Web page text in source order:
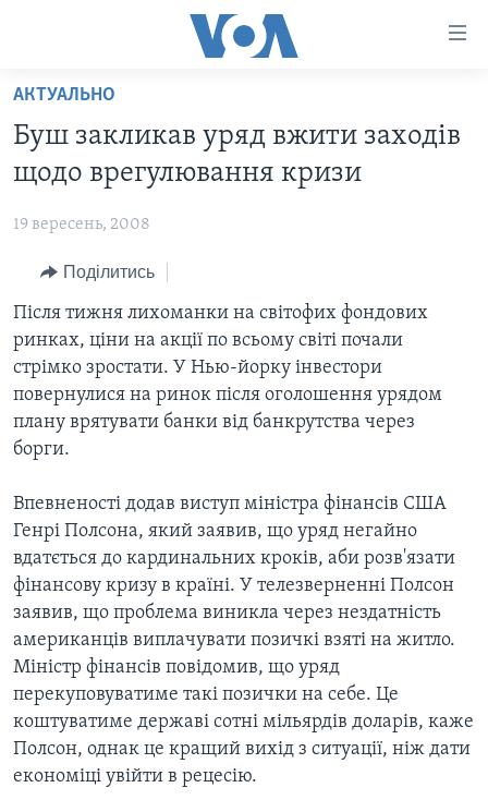
Перейти
матеріалу
Перейти
меню
Перейти
до
Пошуку
АКТУАЛЬНО
США
УКРАЇНА
ВІЙНА - ЦЕ ОСОБИСТЕ
УКРАЇНЦІ У СВІТІ
НАУКА
ЗДОРОВ'Я
СУСПІЛЬСТВО
ІСТОРІЇ УСПІХУ УКРАЇНЦІВ
АНАЛІТИКА
ПОЛІТИКА В США
АДМІНІСТРАЦІЯ ПРЕЗИДЕНТА ТРАМПА: ПЕРШІ 100
УКРАЇНЦІ В АМЕРИЦІ
УКРАЇНА
ІНТЕРВ'Ю
БОРОТЬБА З ДЕЗІНФОРМАЦІЄЮ
ВІДЕО
ТЕЛЕПРОГРАМИ
ЧАС-TIME
БРИФІНГ ГОЛОСУ АМЕРИКИ
СТУДІЯ ВАШИНГТОН
ВІКНО В АМЕРИКУ
ПРАЙМ-ТАЙМ
ПОГЛЯД З ВАШИНГТОНА
ENGLISH
Learning English
Мови
АКТУАЛЬНО
Буш закликав уряд вжити заходів
щодо врегулювання кризи
19 вересень, 2008
Поділитись
Після тижня лихоманки на світофих фондових
ринках, ціни на акції по всьому світі почали
стрімко зростати. У Нью-йорку інвестори
повернулися на ринок після оголошення урядом
плану врятувати банки від банкрутства через
борги.
Впевненості додав виступ міністра фінансів США
Генрі Полсона, який заявив, що уряд негайно
вдатється до кардинальних кроків, аби розв'язати
фінансову кризу в країні. У телезверненні Полсон
заявив, що проблема виникла через нездатність
американців виплачувати позичкі взяті на житло.
Міністр фінансів повідомив, що уряд
перекуповуватиме такі позички на себе. Це
коштуватиме державі сотні мільярдів доларів, каже
Полсон, однак це кращий вихід з ситуації, ніж дати
економіці увійти в рецесію.